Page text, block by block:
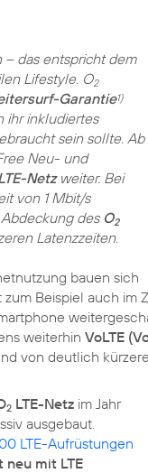
das entspricht dem
Lifestyle. O2
Garantie1)
ihr inkludiertes
sein sollte. Ab
Neu- und
Netzweiter. Bei
von 1 Mbit/s
des O2
Latenzzeiten.
bauen sich
Beispiel auch im
weiterhin VoLTE
von deutlich
2 LTE-Netz im Jahr
ausgebaut.
LTE-Aufrüstungen
neu mit LTE